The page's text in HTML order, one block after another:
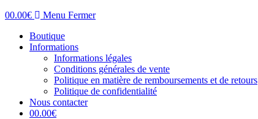
00.00€ Menu Fermer
Boutique
Informations
Informations légales
Conditions générales de vente
Politique en matière de remboursements et de retours
Politique de confidentialité
Nous contacter
00.00€